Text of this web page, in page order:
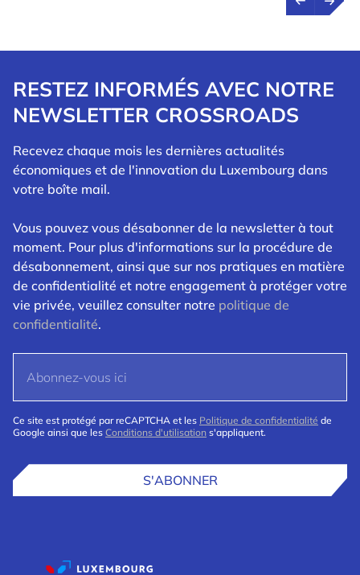
RESTEZ INFORMÉS AVEC NOTRE
NEWSLETTER CROSSROADS
Recevez chaque mois les dernières actualités
économiques et de l'innovation du Luxembourg dans
votre boîte mail.
Vous pouvez vous désabonner de la newsletter à tout
moment. Pour plus d'informations sur la procédure de
désabonnement, ainsi que sur nos pratiques en matière
de confidentialité et notre engagement à protéger votre
vie privée, veuillez consulter notre politique de
confidentialité.
Ce site est protégé par reCAPTCHA et les Politique de confidentialité de
Google ainsi que les Conditions d'utilisation s'appliquent.
S'ABONNER